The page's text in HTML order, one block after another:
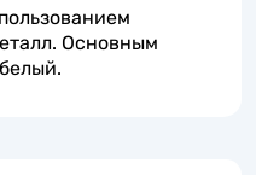
Основным